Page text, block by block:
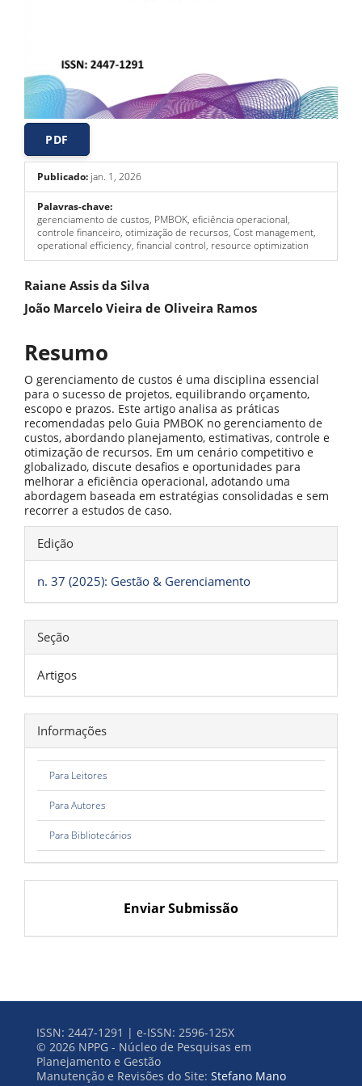
PDF
Publicado: jan. 1, 2026
Palavras-chave:
gerenciamento de custos, PMBOK, eficiência operacional,
controle financeiro, otimização de recursos, Cost management,
operational efficiency, financial control, resource optimization
Conteúdo
do
principal
Raiane Assis da Silva
João Marcelo Vieira de Oliveira Ramos
Resumo
O gerenciamento de custos é uma disciplina essencial
para o sucesso de projetos, equilibrando orçamento,
escopo e prazos. Este artigo analisa as práticas
recomendadas pelo Guia PMBOK no gerenciamento de
custos, abordando planejamento, estimativas, controle e
otimização de recursos. Em um cenário competitivo e
globalizado, discute desafios e oportunidades para
melhorar a eficiência operacional, adotando uma
abordagem baseada em estratégias consolidadas e sem
recorrer a estudos de caso.
Detalhes
do
artigo
Edição
n. 37 (2025): Gestão & Gerenciamento
Seção
Artigos
Informações
Para Leitores
Para Autores
Para Bibliotecários
Enviar Submissão
ISSN: 2447-1291 | e-ISSN: 2596-125X
© 2026 NPPG - Núcleo de Pesquisas em
Planejamento e Gestão
Manutenção e Revisões do Site: Stefano Mano